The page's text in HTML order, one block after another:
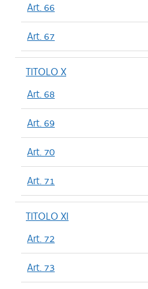
Art. 66
Art. 67
TITOLO X
Art. 68
Art. 69
Art. 70
Art. 71
TITOLO XI
Art. 72
Art. 73